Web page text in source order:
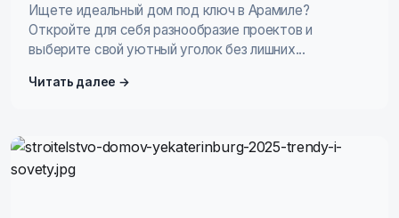
Ищете идеальный дом под ключ в Арамиле?
Откройте для себя разнообразие проектов и
выберите свой уютный уголок без лишних...
Читать далее →